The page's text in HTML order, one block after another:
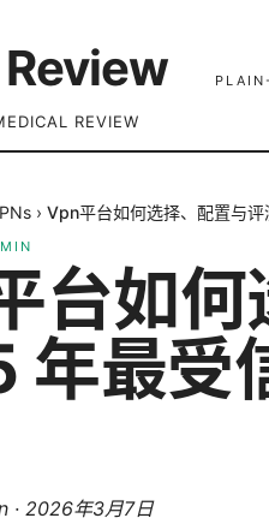
REVIEW
› Vpn平台如何选择、配置与
MIN
台如何
年最受
· 2026年3月7日